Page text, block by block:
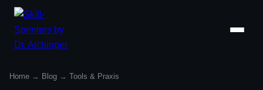
Home → Blog → Tools & Praxis